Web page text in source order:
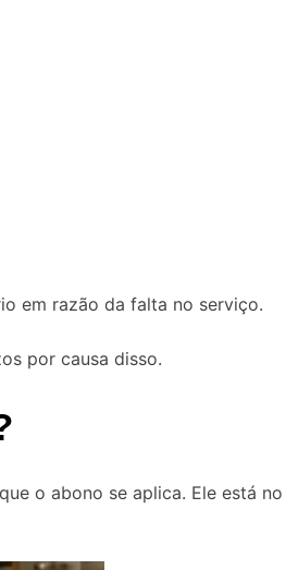
em razão da falta no serviço.
por causa disso.
o abono se aplica. Ele está no